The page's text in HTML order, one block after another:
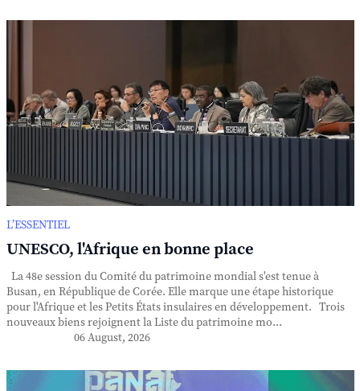
L’ESSENTIEL
UNESCO, l'Afrique en bonne place
La 48e session du Comité du patrimoine mondial s'est tenue à
Busan, en République de Corée. Elle marque une étape historique
pour l'Afrique et les Petits États insulaires en développement. Trois
nouveaux biens rejoignent la Liste du patrimoine mo...
06 August, 2026